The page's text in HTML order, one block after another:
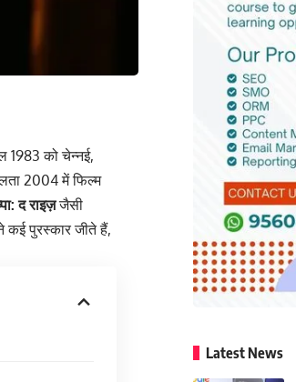
1983 को चेन्नई,
2004 में फिल्म
द राइज़जैसी
कई पुरस्कार जीते हैं,
Latest News